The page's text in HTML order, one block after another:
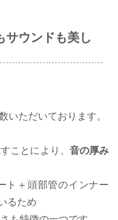
サウンドも美し
いただいております。
ことにより、 音の厚み
ト＋頭部管のインナー
るため